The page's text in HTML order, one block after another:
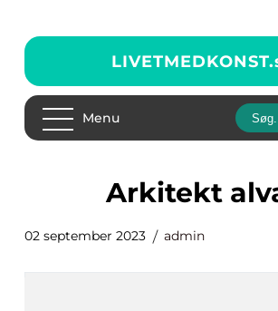
LIVETMEDKONST.
Menu
arkitekt
02 september 2023 admin